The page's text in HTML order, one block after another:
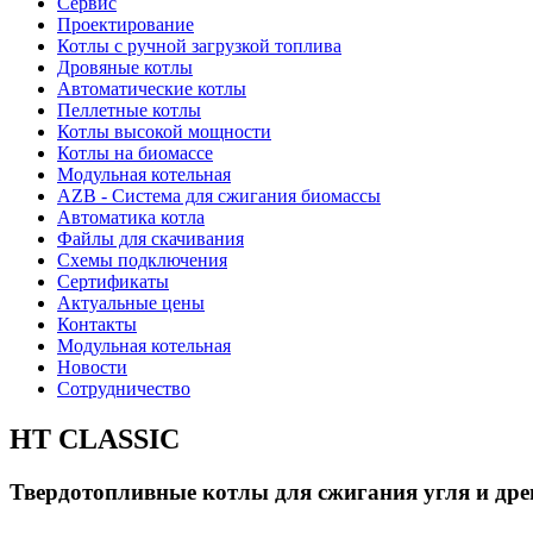
Проектирование
Котлы с ручной загрузкой топлива
Дровяные котлы
Автоматические котлы
Пеллетные котлы
Котлы высокой мощности
Котлы на биомассе
Модульная котельная
AZB - Система для сжигания биомассы
Автоматика котла
Файлы для скачивания
Схемы подключения
Сертификаты
Актуальные цены
Контакты
Модульная котельная
Новости
Сотрудничество
HT CLASSIC
Твердотопливные котлы для сжигания угля и